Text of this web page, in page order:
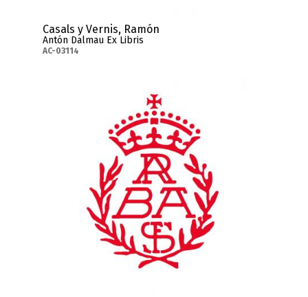
Casals y Vernis, Ramón
Antón Dalmau Ex Libris
AC-03114